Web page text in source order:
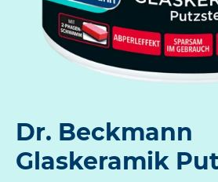
Dr. Beckmann
Glaskeramik